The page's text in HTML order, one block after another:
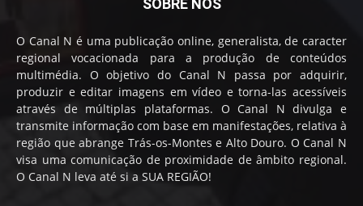
SOBRE NÓS
O Canal N é uma publicação online, generalista, de caracter
regional vocacionada para a produção de conteúdos
multimédia. O objetivo do Canal N passa por adquirir,
produzir e editar imagens em vídeo e torna-las acessíveis
através de múltiplas plataformas. O Canal N divulga e
transmite informação com base em manifestações, relativa à
região que abrange Trás-os-Montes e Alto Douro. O Canal N
visa uma comunicação de proximidade de âmbito regional.
O Canal N leva até si a SUA REGIÃO!